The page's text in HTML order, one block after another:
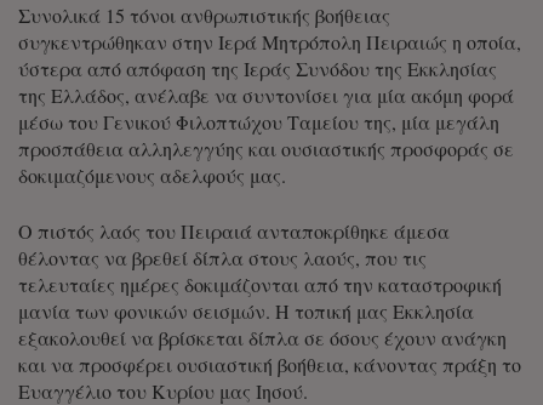
Συνολικά 15 τόνοι ανθρωπιστικής βοήθειας
συγκεντρώθηκαν στην Ιερά Μητρόπολη Πειραιώς η οποία,
ύστερα από απόφαση της Ιεράς Συνόδου της Εκκλησίας
της Ελλάδος, ανέλαβε να συντονίσει για μία ακόμη φορά
μέσω του Γενικού Φιλοπτώχου Ταμείου της, μία μεγάλη
προσπάθεια αλληλεγγύης και ουσιαστικής προσφοράς σε
δοκιμαζόμενους αδελφούς μας.
Ο πιστός λαός του Πειραιά ανταποκρίθηκε άμεσα
θέλοντας να βρεθεί δίπλα στους λαούς, που τις
τελευταίες ημέρες δοκιμάζονται από την καταστροφική
μανία των φονικών σεισμών. Η τοπική μας Εκκλησία
εξακολουθεί να βρίσκεται δίπλα σε όσους έχουν ανάγκη
και να προσφέρει ουσιαστική βοήθεια, κάνοντας πράξη το
Ευαγγέλιο του Κυρίου μας Ιησού.